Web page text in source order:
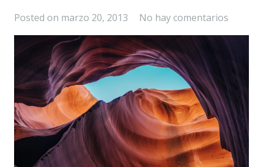
Posted on marzo 20, 2013 No hay comentarios